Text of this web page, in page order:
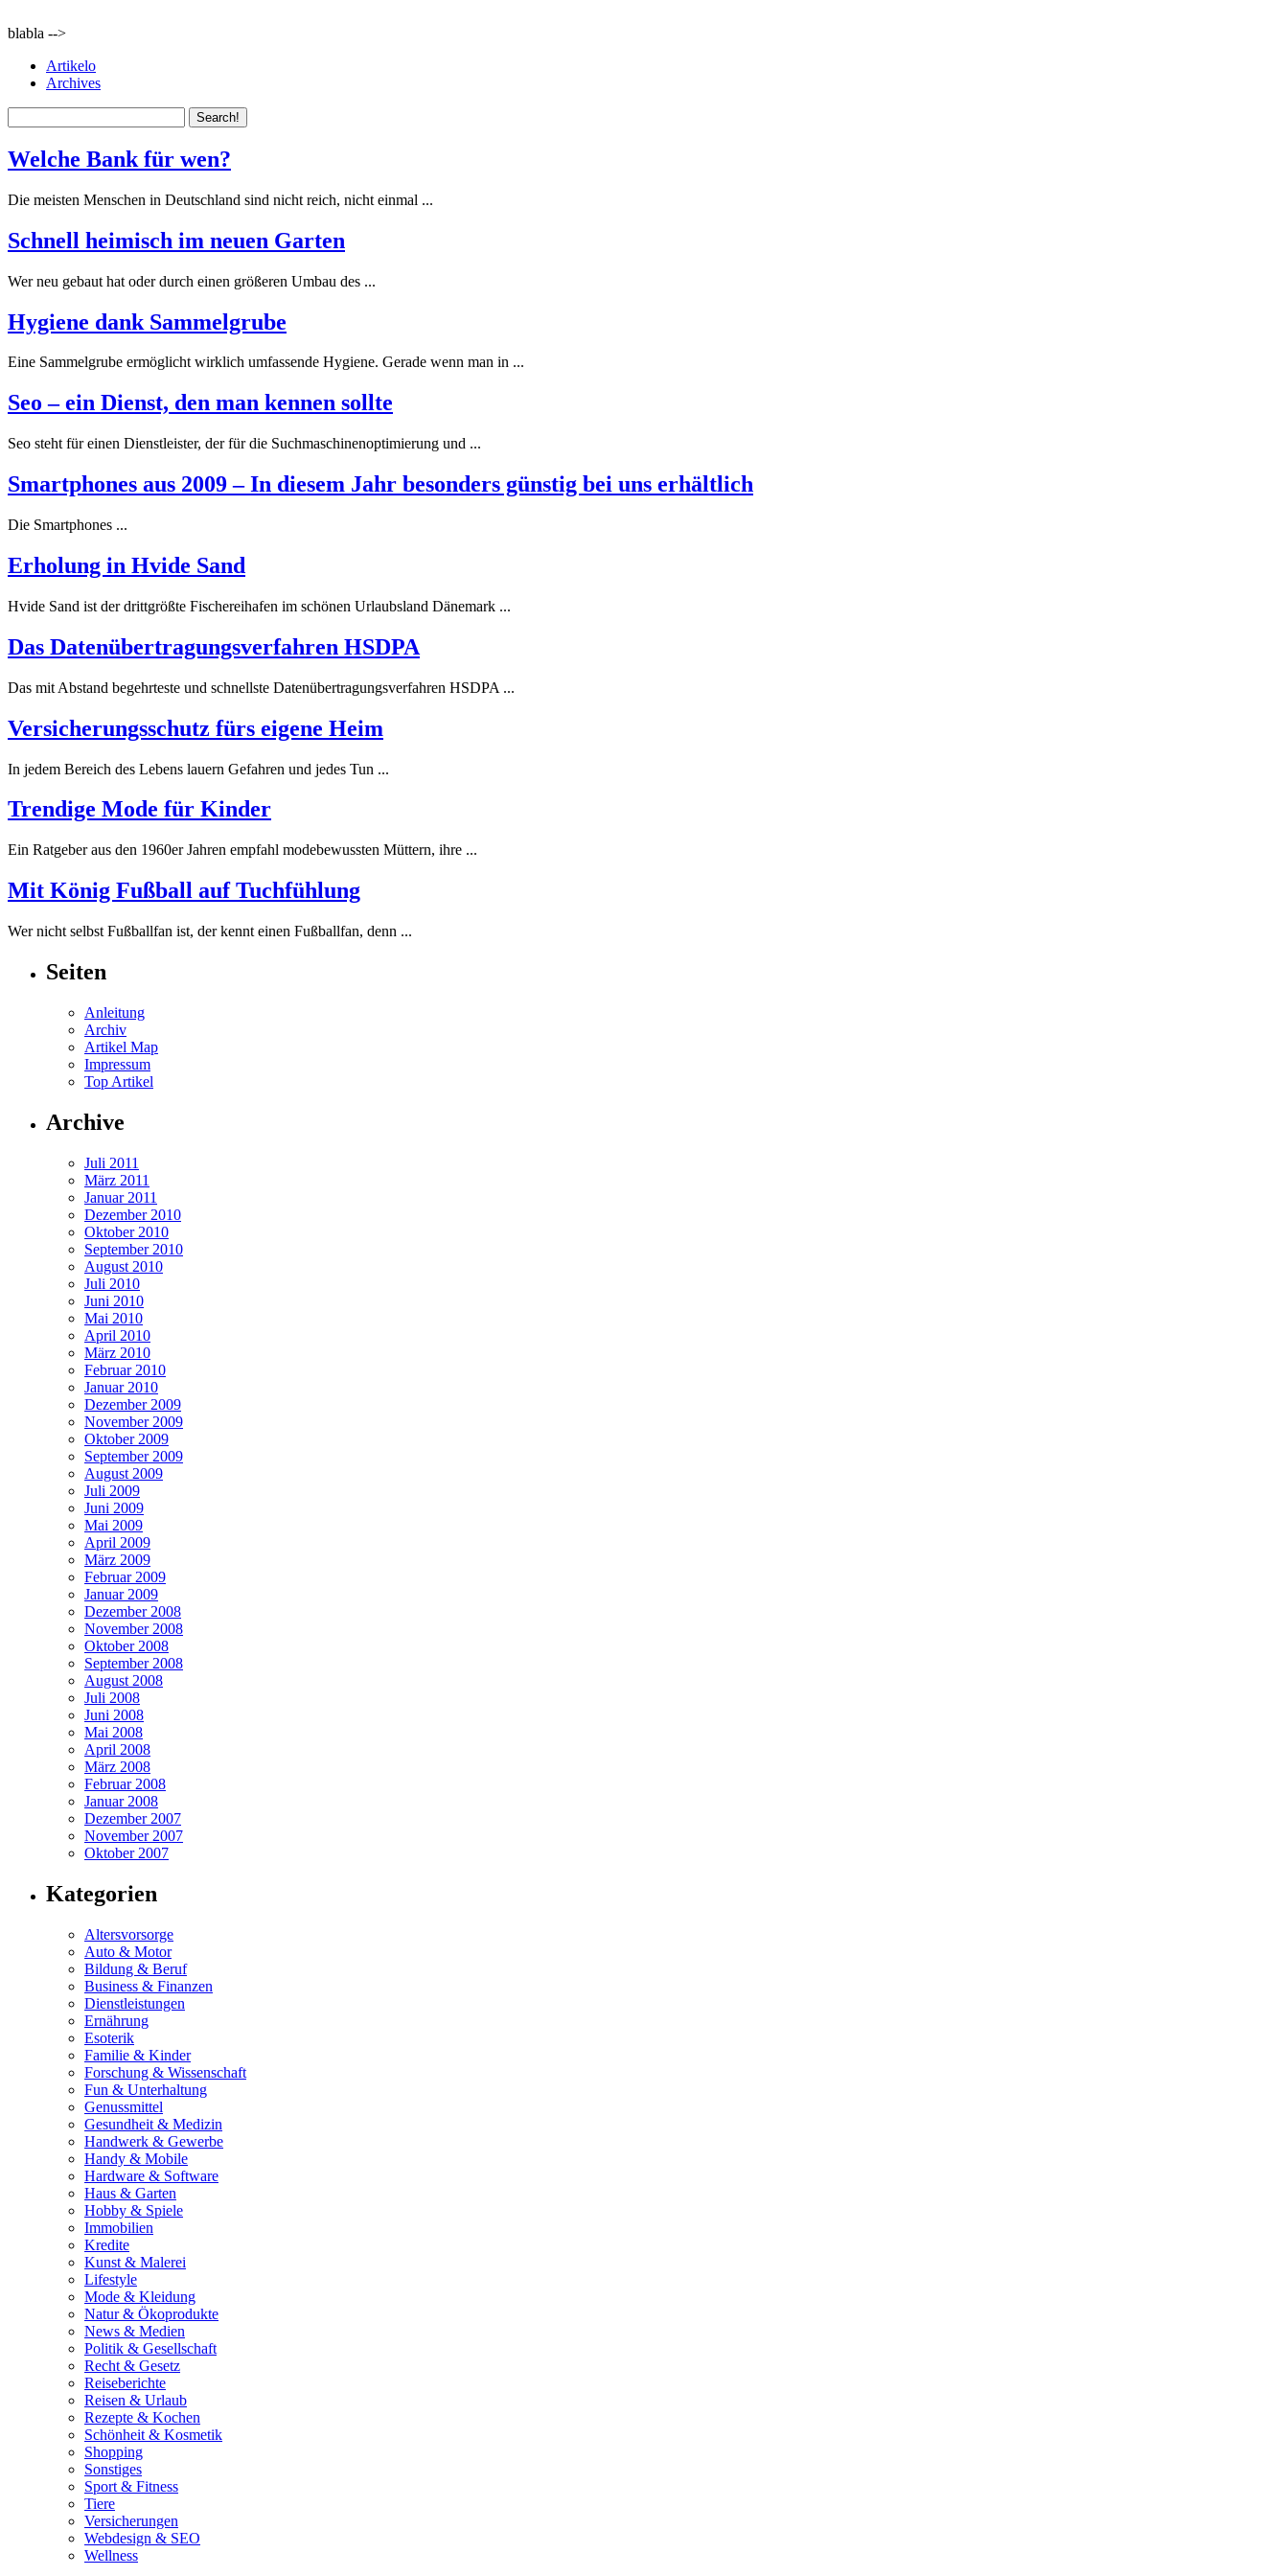
blabla -->
Artikelo
Archives
Welche Bank für wen?
Die meisten Menschen in Deutschland sind nicht reich, nicht einmal ...
Schnell heimisch im neuen Garten
Wer neu gebaut hat oder durch einen größeren Umbau des ...
Hygiene dank Sammelgrube
Eine Sammelgrube ermöglicht wirklich umfassende Hygiene. Gerade wenn man in ...
Seo – ein Dienst, den man kennen sollte
Seo steht für einen Dienstleister, der für die Suchmaschinenoptimierung und ...
Smartphones aus 2009 – In diesem Jahr besonders günstig bei uns erhältlich
Die Smartphones ...
Erholung in Hvide Sand
Hvide Sand ist der drittgrößte Fischereihafen im schönen Urlaubsland Dänemark ...
Das Datenübertragungsverfahren HSDPA
Das mit Abstand begehrteste und schnellste Datenübertragungsverfahren HSDPA ...
Versicherungsschutz fürs eigene Heim
In jedem Bereich des Lebens lauern Gefahren und jedes Tun ...
Trendige Mode für Kinder
Ein Ratgeber aus den 1960er Jahren empfahl modebewussten Müttern, ihre ...
Mit König Fußball auf Tuchfühlung
Wer nicht selbst Fußballfan ist, der kennt einen Fußballfan, denn ...
Seiten
Anleitung
Archiv
Artikel Map
Impressum
Top Artikel
Archive
Juli 2011
März 2011
Januar 2011
Dezember 2010
Oktober 2010
September 2010
August 2010
Juli 2010
Juni 2010
Mai 2010
April 2010
März 2010
Februar 2010
Januar 2010
Dezember 2009
November 2009
Oktober 2009
September 2009
August 2009
Juli 2009
Juni 2009
Mai 2009
April 2009
März 2009
Februar 2009
Januar 2009
Dezember 2008
November 2008
Oktober 2008
September 2008
August 2008
Juli 2008
Juni 2008
Mai 2008
April 2008
März 2008
Februar 2008
Januar 2008
Dezember 2007
November 2007
Oktober 2007
Kategorien
Altersvorsorge
Auto & Motor
Bildung & Beruf
Business & Finanzen
Dienstleistungen
Ernährung
Esoterik
Familie & Kinder
Forschung & Wissenschaft
Fun & Unterhaltung
Genussmittel
Gesundheit & Medizin
Handwerk & Gewerbe
Handy & Mobile
Hardware & Software
Haus & Garten
Hobby & Spiele
Immobilien
Kredite
Kunst & Malerei
Lifestyle
Mode & Kleidung
Natur & Ökoprodukte
News & Medien
Politik & Gesellschaft
Recht & Gesetz
Reiseberichte
Reisen & Urlaub
Rezepte & Kochen
Schönheit & Kosmetik
Shopping
Sonstiges
Sport & Fitness
Tiere
Versicherungen
Webdesign & SEO
Wellness